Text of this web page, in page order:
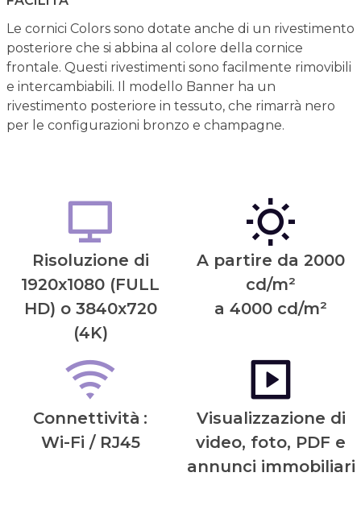
Le cornici Colors sono dotate anche di un rivestimento
posteriore che si abbina al colore della cornice
frontale. Questi rivestimenti sono facilmente rimovibili
e intercambiabili. Il modello Banner ha un
rivestimento posteriore in tessuto, che rimarrà nero
per le configurazioni bronzo e champagne.
Risoluzione di
1920x1080 (FULL
HD) o 3840x720
(4K)
A partire da 2000
cd/m²
a 4000 cd/m²
Connettività :
Wi-Fi / RJ45
Visualizzazione di
video, foto, PDF e
annunci immobiliari